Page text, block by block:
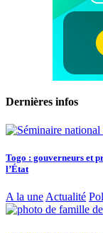
Dernières infos
Togo : gouverneurs et
l’État
A la une Actualité